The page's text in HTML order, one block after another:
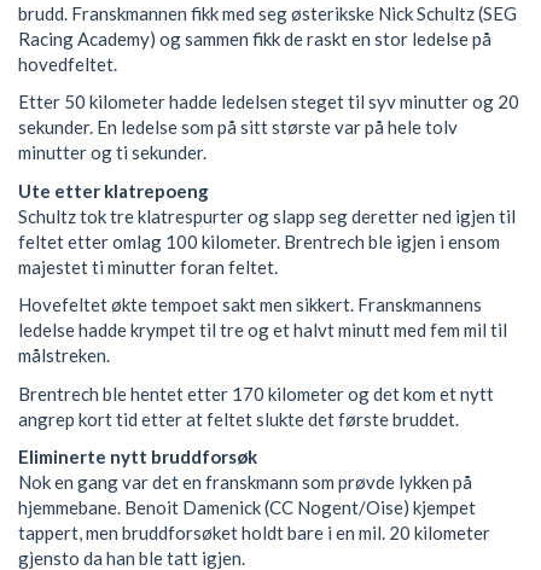
brudd. Franskmannen fikk med seg østerikske Nick Schultz (SEG
Racing Academy) og sammen fikk de raskt en stor ledelse på
hovedfeltet.
Etter 50 kilometer hadde ledelsen steget til syv minutter og 20
sekunder. En ledelse som på sitt største var på hele tolv
minutter og ti sekunder.
Ute etter klatrepoeng
Schultz tok tre klatrespurter og slapp seg deretter ned igjen til
feltet etter omlag 100 kilometer. Brentrech ble igjen i ensom
majestet ti minutter foran feltet.
Hovefeltet økte tempoet sakt men sikkert. Franskmannens
ledelse hadde krympet til tre og et halvt minutt med fem mil til
målstreken.
Brentrech ble hentet etter 170 kilometer og det kom et nytt
angrep kort tid etter at feltet slukte det første bruddet.
Eliminerte nytt bruddforsøk
Nok en gang var det en franskmann som prøvde lykken på
hjemmebane. Benoit Damenick (CC Nogent/Oise) kjempet
tappert, men bruddforsøket holdt bare i en mil. 20 kilometer
gjensto da han ble tatt igjen.